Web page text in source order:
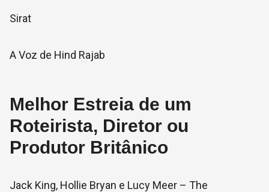
Sirat
A Voz de Hind Rajab
Melhor Estreia de um
Roteirista, Diretor ou
Produtor Britânico
Jack King, Hollie Bryan e Lucy Meer – The